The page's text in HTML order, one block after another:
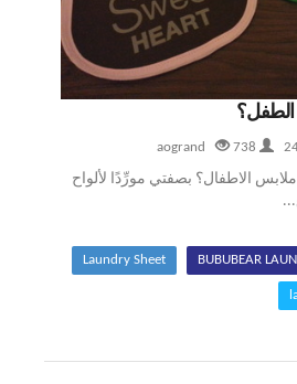
738
الاطفال؟ بصفتي مورِّدًا لألواح
BUBUBEAR
Laundry Sheet